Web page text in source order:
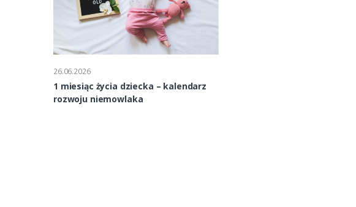
26.06.2026
1 miesiąc życia dziecka – kalendarz
rozwoju niemowlaka